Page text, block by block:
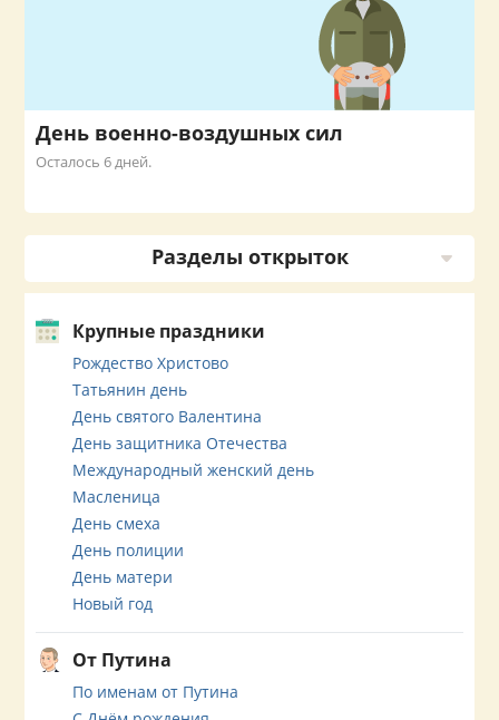
День военно-воздушных сил
Осталось 6 дней.
Разделы открыток
Крупные праздники
Рождество Христово
Татьянин день
День святого Валентина
День защитника Отечества
Международный женский день
Масленица
День смеха
День полиции
День матери
Новый год
От Путина
По именам от Путина